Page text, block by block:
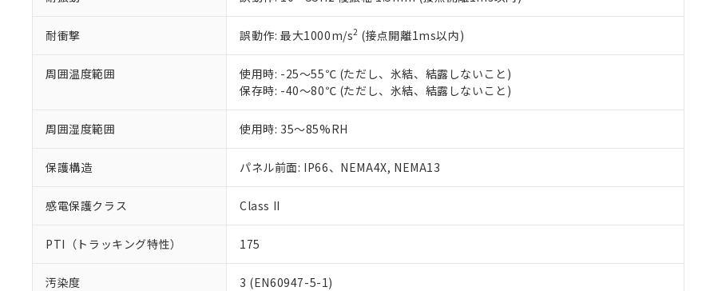
耐衝撃 誤動作: 最大1000m/s2 (接点開離1ms以内)
周囲温度範囲
使用時: -25～55℃ (ただし、氷結、結露しないこと)
保存時: -40～80℃ (ただし、氷結、結露しないこと)
周囲湿度範囲 使用時: 35～85%RH
保護構造 パネル前面: IP66、NEMA4X, NEMA13
感電保護クラス Class II
PTI（トラッキング特性） 175
汚染度 3 (EN60947-5-1)